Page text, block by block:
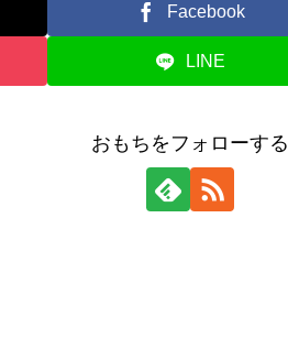
Facebook
LINE
おもちをフォローする